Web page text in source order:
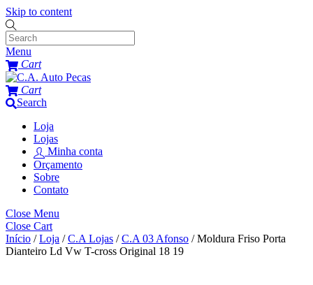
Skip to content
Menu
Cart
Cart
Search
Loja
Lojas
Minha conta
Orçamento
Sobre
Contato
Close Menu
Close Cart
Início /Loja /C.A Lojas /C.A 03 Afonso / Moldura Friso Porta
Dianteiro Ld Vw T-cross Original 18 19